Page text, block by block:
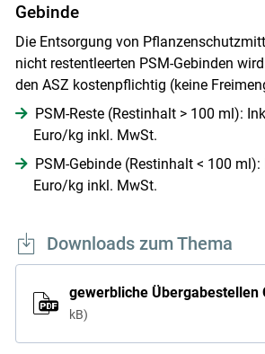
Gebinde
Die Entsorgung von
nicht restentleerten PSM-Gebinden
den ASZ kostenpflichtig (keine
PSM-Reste (Restinhalt > 100 ml):
Euro/kg inkl. MwSt.
PSM-Gebinde (Restinhalt < 100
Euro/kg inkl. MwSt.
Downloads zum Thema
gewerbliche Übergabestellen
kB